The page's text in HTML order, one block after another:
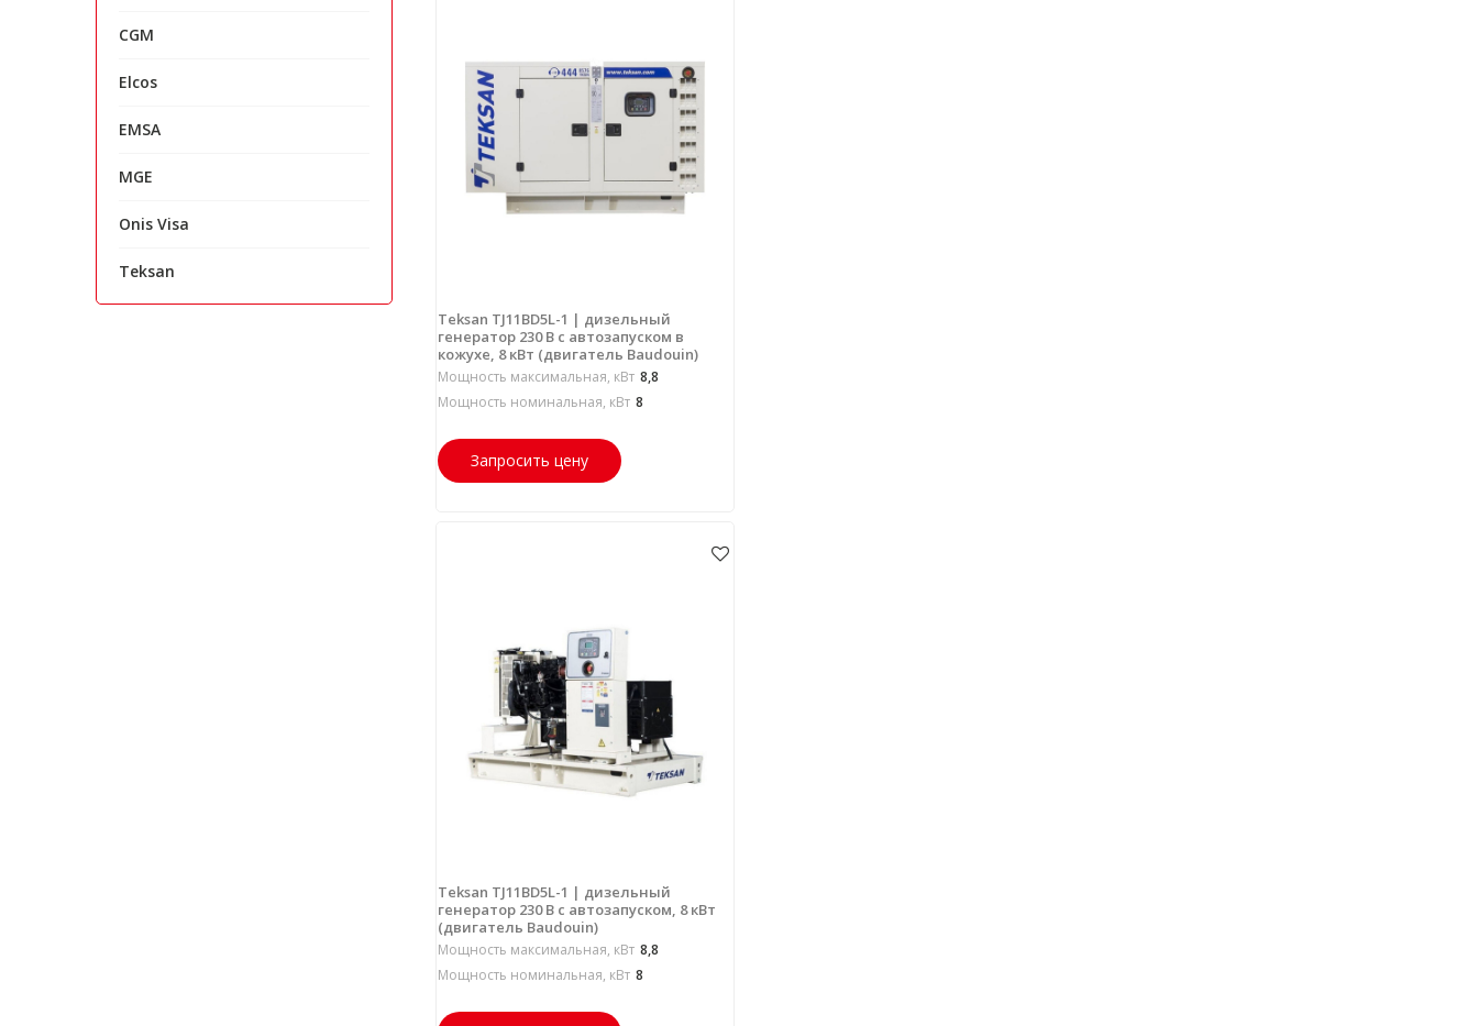
Teksan TJ11BD5L-1 | дизельный
генератор 230 В с автозапуском в
кожухе, 8 кВт (двигатель Baudouin)
Мощность максимальная, кВт 8,8
Мощность номинальная, кВт 8
Запросить цену
Teksan TJ11BD5L-1 | дизельный
генератор 230 В с автозапуском, 8 кВт
(двигатель Baudouin)
Мощность максимальная, кВт 8,8
Мощность номинальная, кВт 8
CGM
Elcos
EMSA
MGE
Onis Visa
Teksan